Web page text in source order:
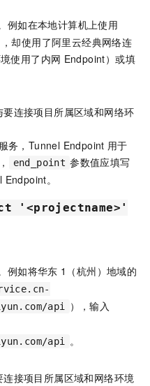
例如在本地计算机上使用
却使用了阿里云经典网络连
使用了内网 Endpoint）或填
要连接项目所属区域和网络环
服务，Tunnel Endpoint 用于
end_point 参数值应填写
。
'<projectname>'
例如将华东 1（杭州）地域的
api
），输入
api
。
接项目所属区域和网络环境